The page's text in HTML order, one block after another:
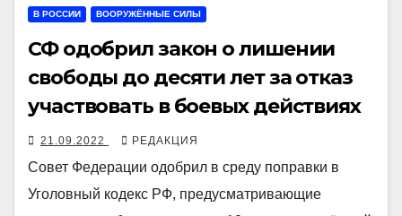
В РОССИИ ВООРУЖЁННЫЕ СИЛЫ
СФ одобрил закон о лишении
свободы до десяти лет за отказ
участвовать в боевых действиях
21.09.2022 РЕДАКЦИЯ
Совет Федерации одобрил в среду поправки в
Уголовный кодекс РФ, предусматривающие